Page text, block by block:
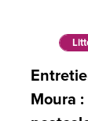
Moura :